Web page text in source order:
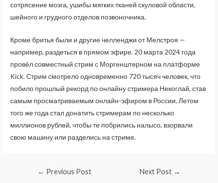
сотрясение мозга, ушибы мягких тканей скуловой области,
шейного и грудного отделов позвоночника.
Кроме бритья были и другие челленджи от Мелстроя —
например, раздеться в прямом эфире. 20 марта 2024 года
провёл совместный стрим с Моргенштерном на платформе
Kick. Стрим смотрело одновременно 720 тысяч человек, что
побило прошлый рекорд по онлайну стримера Некоглай, став
самым просматриваемым онлайн-эфиром в России. Летом
того же года стал донатить стримерам по несколько
миллионов рублей, чтобы те побрились налысо, взорвали
свою машину или разделись на стриме.
← Previous Post Next Post →